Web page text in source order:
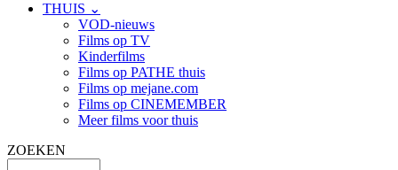
THUIS ⌄
VOD-nieuws
Films op TV
Kinderfilms
Films op PATHE thuis
Films op mejane.com
Films op CINEMEMBER
Meer films voor thuis
ZOEKEN